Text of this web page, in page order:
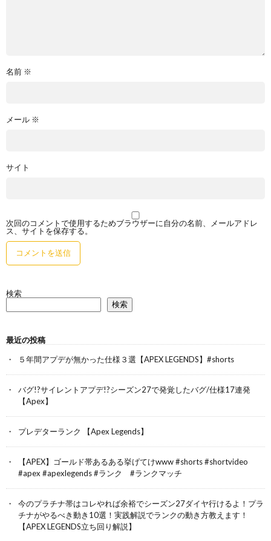
名前 ※
メール ※
サイト
次回のコメントで使用するためブラウザーに自分の名前、メールアドレ
ス、サイトを保存する。
検索
検索
最近の投稿
５年間アプデが無かった仕様３選【APEX LEGENDS】#shorts
バグ!?サイレントアプデ!?シーズン27で発覚したバグ/仕様17連発
【Apex】
プレデターランク 【Apex Legends】
【APEX】ゴールド帯あるある挙げてけwww #shorts #shortvideo
#apex #apexlegends #ランク #ランクマッチ
今のプラチナ帯はコレやれば余裕でシーズン27ダイヤ行けるよ！プラ
チナがやるべき動き10選！実践解説でランクの動き方教えます！
【APEX LEGENDS立ち回り解説】